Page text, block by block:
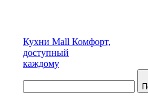
Кухни Mall Комфорт,
доступный
каждому